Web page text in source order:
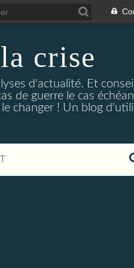
crise
d'actualité. Et
de guerre le cas
changer ! Un blog